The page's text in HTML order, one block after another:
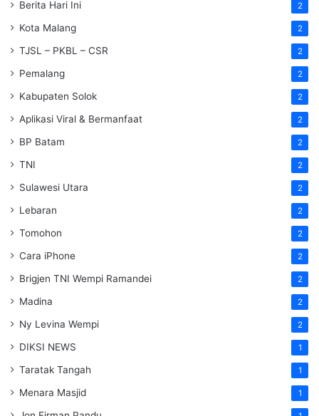
Berita Hari Ini 2
Kota Malang 2
TJSL – PKBL – CSR 2
Pemalang 2
Kabupaten Solok 2
Aplikasi Viral & Bermanfaat 2
BP Batam 2
TNI 2
Sulawesi Utara 2
Lebaran 2
Tomohon 2
Cara iPhone 2
Brigjen TNI Wempi Ramandei 2
Madina 2
Ny Levina Wempi 2
DIKSI NEWS 1
Taratak Tangah 1
Menara Masjid 1